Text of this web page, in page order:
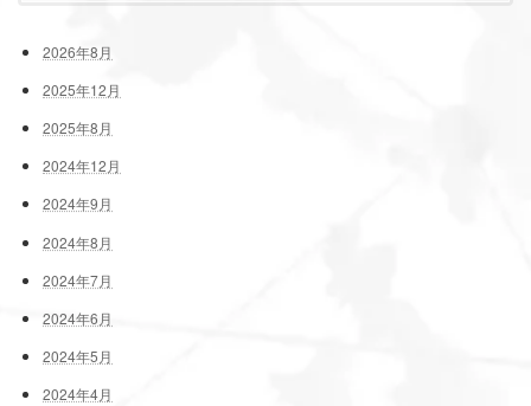
2026年8月
2025年12月
2025年8月
2024年12月
2024年9月
2024年8月
2024年7月
2024年6月
2024年5月
2024年4月